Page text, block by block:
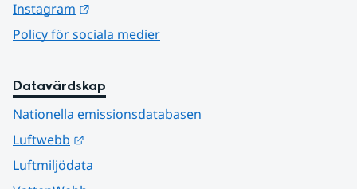
Instagram
Policy för sociala medier
Datavärdskap
Nationella emissionsdatabasen
Luftwebb
Luftmiljödata